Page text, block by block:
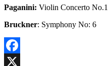
Paganini: Violin Concerto No.1
Bruckner: Symphony No: 6
Facebook